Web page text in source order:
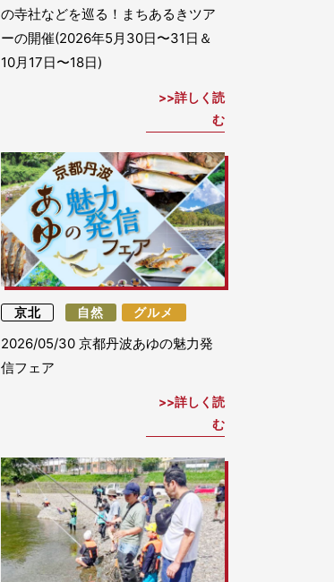
の寺社などを巡る！まちあるきツア
ーの開催(2026年5月30日〜31日＆
10月17日〜18日)
詳しく読
む
京北 自然 グルメ
2026/05/30 京都丹波あゆの魅力発
信フェア
詳しく読
む